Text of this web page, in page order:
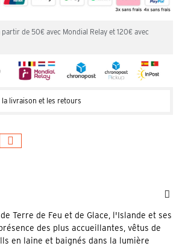
de 50€ avec Mondial Relay et 120€ avec
livraison et les retours
Terre de Feu et de Glace, l'Islande et ses
des plus accueillantes, vêtus de
en laine et baignés dans la lumière